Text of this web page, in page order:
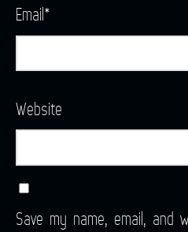
Email*
Website
Save my name, email, and